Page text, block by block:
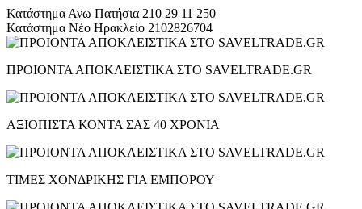
Κατάστημα Ανω Πατήσια 210 29 11 250
Κατάστημα Νέο Ηρακλείο 2102826704
ΠΡΟΙΟΝΤΑ ΑΠΟΚΛΕΙΣΤΙΚΑ ΣΤΟ SAVELTRADE.GR
ΑΞΙΟΠΙΣΤΑ ΚΟΝΤΑ ΣΑΣ 40 ΧΡΟΝΙΑ
ΤΙΜΕΣ ΧΟΝΔΡΙΚΗΣ ΓΙΑ ΕΜΠΟΡΟΥ